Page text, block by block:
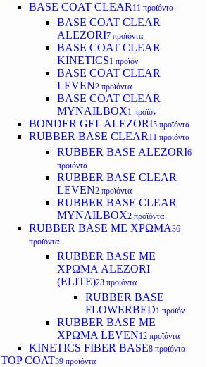
BASE COAT CLEAR 11 προϊόντα
BASE COAT CLEAR
ALEZORI7 προϊόντα
BASE COAT CLEAR
KINETICS1 προϊόν
BASE COAT CLEAR
LEVEN2 προϊόντα
BASE COAT CLEAR
MYNAILBOX1 προϊόν
BONDER GEL ALEZORI5 προϊόντα
RUBBER BASE CLEAR 11 προϊόντα
RUBBER BASE ALEZORI6
προϊόντα
RUBBER BASE CLEAR
LEVEN2 προϊόντα
RUBBER BASE CLEAR
MYNAILBOX2 προϊόντα
RUBBER BASE ΜΕ ΧΡΩΜΑ36
προϊόντα
RUBBER BASE ΜΕ
ΧΡΩΜΑ ALEZORI
(ELITE)23 προϊόντα
RUBBER BASE
FLOWERBED1 προϊόν
RUBBER BASE ΜΕ
ΧΡΩΜΑ LEVEN12 προϊόντα
KINETICS FIBER BASE8 προϊόντα
TOP COAT39 προϊόντα